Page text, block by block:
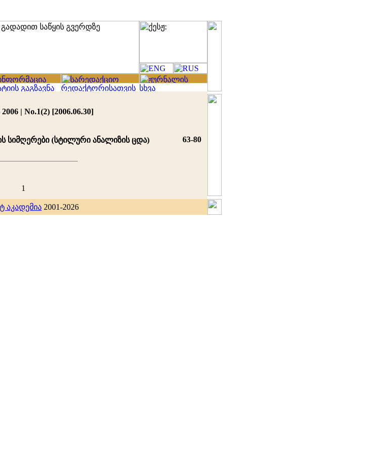
| No.1(2) [2006.06.30]
სიმღერები (სტილური ანალიზის ცდა)
63-80
1
აკადემია 2001-2026